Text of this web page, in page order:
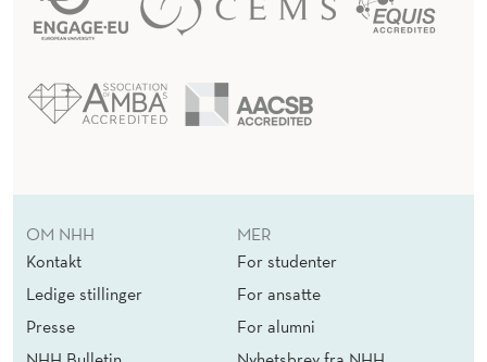
OM NHH
Kontakt
Ledige stillinger
Presse
MER
For studenter
For ansatte
For alumni